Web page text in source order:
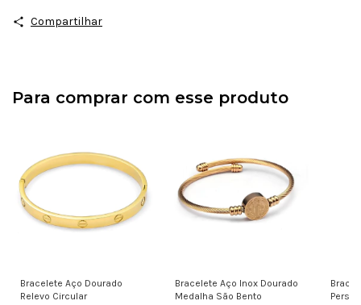
Compartilhar
Para comprar com esse produto
Bracelete Aço Dourado
Relevo Circular
Bracelete Aço Inox Dourado
Medalha São Bento